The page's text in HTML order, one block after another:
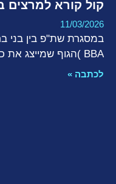
קול קורא למרצים
11/03/2026
במסגרת שת"פ בין בני
BBA )הגוף שמייצג את כל לשכות
לכתבה »